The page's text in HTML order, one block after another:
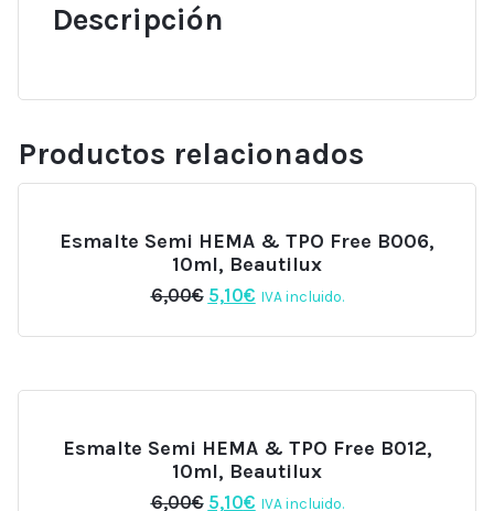
Descripción
Productos relacionados
Esmalte Semi HEMA & TPO Free B006,
10ml, Beautilux
6,00€ El
original
5,10€El
actual
IVA incluido.
Esmalte Semi HEMA & TPO Free B012,
10ml, Beautilux
6,00€ El
5,10€ElIVA incluido.